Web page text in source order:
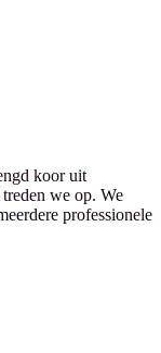
koor uit
we op. We
professionele